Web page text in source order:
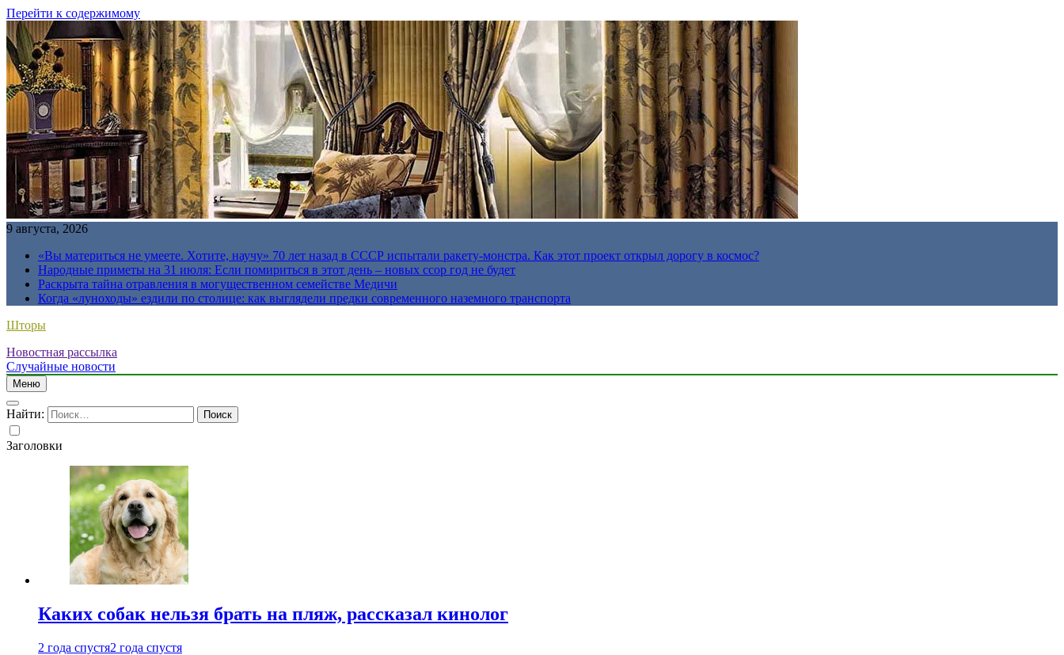
Перейти к содержимому
9 августа, 2026
«Вы материться не умеете. Хотите, научу» 70 лет назад в СССР испытали ракету-монстра. Как этот проект открыл дорогу в космос?
Народные приметы на 31 июля: Если помириться в этот день – новых ссор год не будет
Раскрыта тайна отравления в могущественном семействе Медичи
Когда «луноходы» ездили по столице: как выглядели предки современного наземного транспорта
Шторы
Новостная рассылка
Случайные новости
Меню
Найти:
Заголовки
Каких собак нельзя брать на пляж, рассказал кинолог
2 года спустя2 года спустя